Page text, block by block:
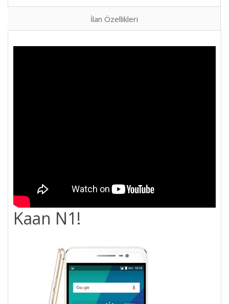
İlan Özellikleri
Kaan N1!